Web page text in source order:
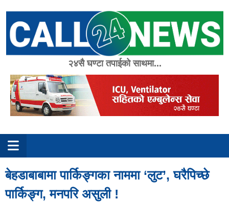
content
२४सै घण्टा तपाईको साथमा...
बेहडाबाबामा पार्किङ्गका नाममा ‘लुट’, घरैपिच्छे
पार्किङ्ग, मनपरि असुली !